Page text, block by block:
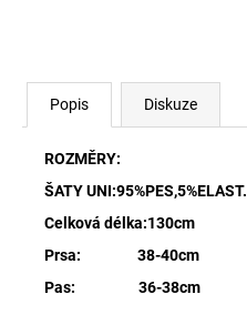
Popis Diskuze
ROZMĚRY:
ŠATY UNI:95%PES,5%ELAST.
Celková délka:130cm
Prsa: 38-40cm
Pas: 36-38cm